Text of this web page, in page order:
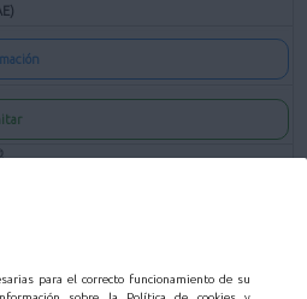
para el correcto funcionamiento de su
de preinscripción para Centros Escolares en las